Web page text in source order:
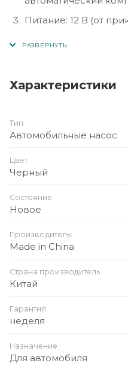
Питание: 12 В (от
отключением при
Длина кабеля: около
Дисплей: цифровой
Функции:
Автоматическая
Совместимость с
Характеристики
Тип
Автомобильные насос
Цвет
Черный
Состояние
Новое
Производитель:
Made in China
Страна производитель
Китай
Гарантия
неделя
Назначение
Для автомобиля